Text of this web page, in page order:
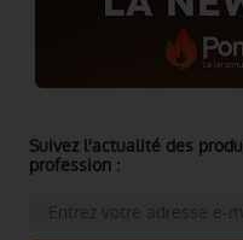
Suivez l'actualité des
profession :